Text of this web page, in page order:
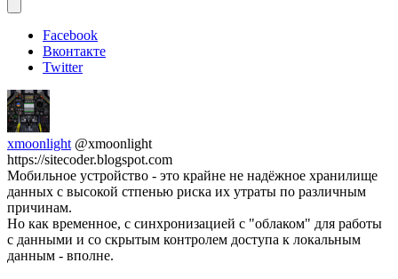
Facebook
Вконтакте
Twitter
xmoonlight @xmoonlight
https://sitecoder.blogspot.com
Мобильное устройство - это крайне не надёжное хранилище
данных с высокой стпенью риска их утраты по различным
причинам.
Но как временное, с синхронизацией с "облаком" для работы
с данными и со скрытым контролем доступа к локальным
данным - вполне.